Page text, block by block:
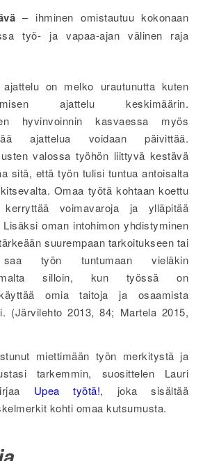
– ihminen omistautuu kokonaan
työ- ja vapaa-ajan välinen raja
on melko urautunutta kuten
ajattelu keskimäärin.
hyvinvoinnin kasvaessa myös
ajattelua voidaan päivittää.
valossa työhön liittyvä kestävä
sitä, että työn tulisi tuntua antoisalta
Omaa työtä kohtaan koettu
voimavaroja ja ylläpitää
oman intohimon yhdistyminen
suurempaan tarkoitukseen tai
saa työn tuntumaan vieläkin
silloin, kun työssä on
omia taitoja ja osaamista
(Järvilehto 2013, 84; Martela 2015,
miettimään työn merkitystä ja
tarkemmin, suosittelen Lauri
Upea työtä!, joka sisältää
kohti omaa kutsumusta.